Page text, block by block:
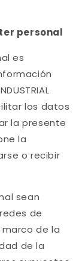
personal
es
los datos
la presente
la
o recibir
sean
de
de la
de la